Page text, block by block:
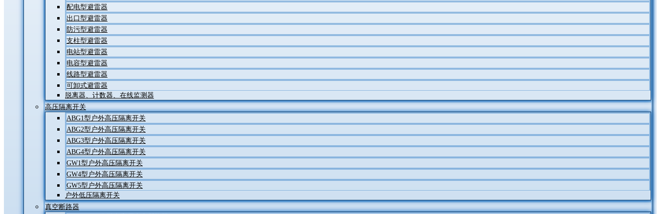
配电型避雷器
出口型避雷器
防污型避雷器
支柱型避雷器
电站型避雷器
电容型避雷器
线路型避雷器
可卸式避雷器
脱离器、计数器、在线监测器
高压隔离开关
ABG1型户外高压隔离开关
ABG2型户外高压隔离开关
ABG3型户外高压隔离开关
ABG4型户外高压隔离开关
GW1型户外高压隔离开关
GW4型户外高压隔离开关
GW5型户外高压隔离开关
户外低压隔离开关
真空断路器